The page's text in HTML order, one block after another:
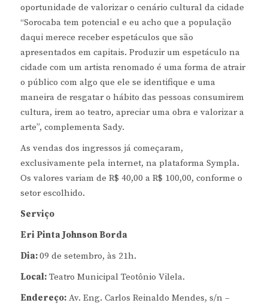
oportunidade de valorizar o cenário cultural da cidade
“Sorocaba tem potencial e eu acho que a população
daqui merece receber espetáculos que são
apresentados em capitais. Produzir um espetáculo na
cidade com um artista renomado é uma forma de atrair
o público com algo que ele se identifique e uma
maneira de resgatar o hábito das pessoas consumirem
cultura, irem ao teatro, apreciar uma obra e valorizar a
arte”, complementa Sady.
As vendas dos ingressos já começaram,
exclusivamente pela internet, na plataforma Sympla.
Os valores variam de R$ 40,00 a R$ 100,00, conforme o
setor escolhido.
Serviço
Eri Pinta Johnson Borda
Dia:09 de setembro, às 21h.
Local:Teatro Municipal Teotônio Vilela.
Endereço:Av. Eng. Carlos Reinaldo Mendes, s/n –